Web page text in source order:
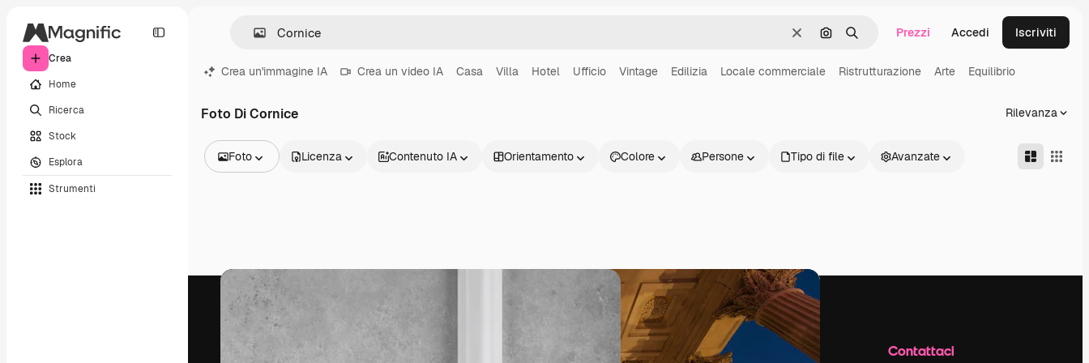
Crea
Home
Ricerca
Stock
Esplora
Strumenti
CancellaCerca per immagine
Ricerca Prezzi Accedi Iscriviti
Crea un'immagine IA Crea un video IA Casa Villa Hotel Ufficio Vintage Edilizia Locale commerciale Ristrutturazione Arte Equilibrio
Foto Di Cornice Rilevanza
Foto
Video
Clip video
Motion graphic
Modelli di video
Modelli 3D
Licenza Contenuto IA Orientamento Colore Persone Tipo di file Avanzate
Prodotti Inizia Azienda Contattaci